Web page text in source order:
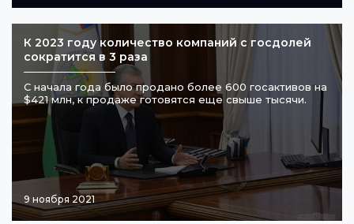
К 2023 году количество компаний с госдолей
сократится в 3 раза
С начала года было продано более 600 госактивов на
$421 млн, к продаже готовятся еще свыше тысячи.
9 ноября 2021